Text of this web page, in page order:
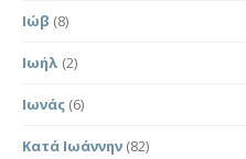
Ιώβ (8)
Ιωήλ (2)
Ιωνάς (6)
Κατά Ιωάννην (82)